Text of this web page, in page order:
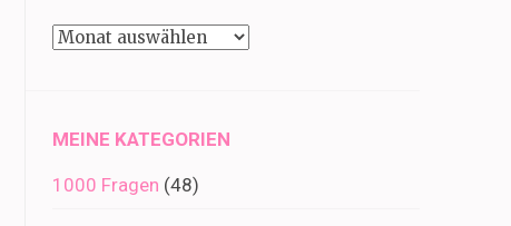
Beiträge
MEINE KATEGORIEN
1000 Fragen (48)